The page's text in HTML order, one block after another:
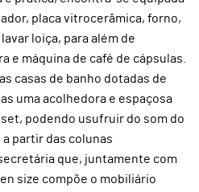
placa vitrocerâmica, forno,
loiça, para além de
e máquina de café de cápsulas.
casas de banho dotadas de
uma acolhedora e espaçosa
podendo usufruir do som do
partir das colunas
que, juntamente com
size compõe o mobiliário